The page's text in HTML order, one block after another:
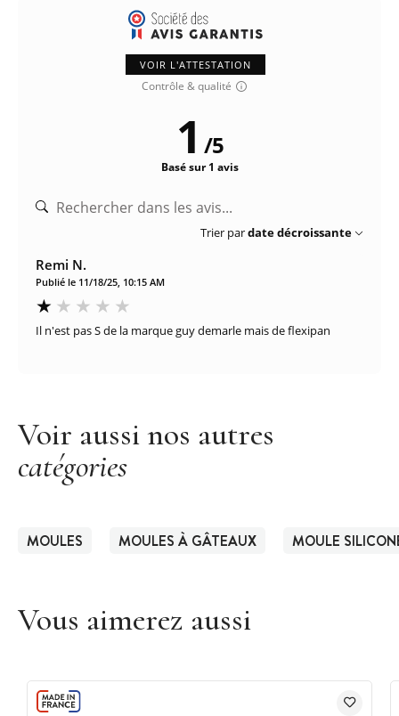
VOIR L'ATTESTATION
Contrôle & qualité
1 /5
Basé sur 1 avis
Trier pardate décroissante
Remi N.
Publié le 11/18/25, 10:15 AM
Il n'est pas S de la marque guy demarle mais de flexipan
Voir aussi nos autres
catégories
MOULES MOULES À GÂTEAUX MOULE
Vous aimerez aussi